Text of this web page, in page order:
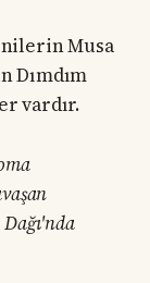
Musa
Dımdım
vardır.